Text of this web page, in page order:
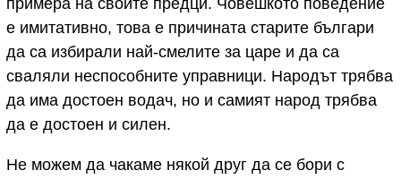
примера на своите предци. Човешкото поведение
е имитативно, това е причината старите българи
да са избирали най-смелите за царе и да са
сваляли неспособните управници. Народът трябва
да има достоен водач, но и самият народ трябва
да е достоен и силен.
Не можем да чакаме някой друг да се бори с